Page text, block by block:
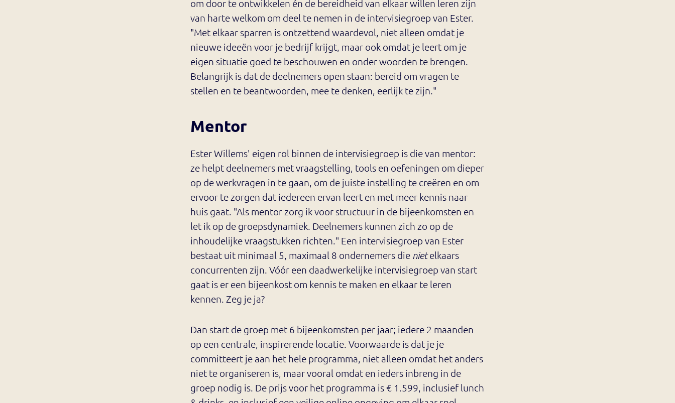
om door te ontwikkelen én de bereidheid van elkaar willen leren zijn
van harte welkom om deel te nemen in de intervisiegroep van Ester.
"Met elkaar sparren is ontzettend waardevol, niet alleen omdat je
nieuwe ideeën voor je bedrijf krijgt, maar ook omdat je leert om je
eigen situatie goed te beschouwen en onder woorden te brengen.
Belangrijk is dat de deelnemers open staan: bereid om vragen te
stellen en te beantwoorden, mee te denken, eerlijk te zijn."
Mentor
Ester Willems' eigen rol binnen de intervisiegroep is die van mentor:
ze helpt deelnemers met vraagstelling, tools en oefeningen om dieper
op de werkvragen in te gaan, om de juiste instelling te creëren en om
ervoor te zorgen dat iedereen ervan leert en met meer kennis naar
huis gaat. "Als mentor zorg ik voor structuur in de bijeenkomsten en
let ik op de groepsdynamiek. Deelnemers kunnen zich zo op de
inhoudelijke vraagstukken richten." Een intervisiegroep van Ester
bestaat uit minimaal 5, maximaal 8 ondernemers die nietelkaars
concurrenten zijn. Vóór een daadwerkelijke intervisiegroep van start
gaat is er een bijeenkost om kennis te maken en elkaar te leren
kennen. Zeg je ja?
Dan start de groep met 6 bijeenkomsten per jaar; iedere 2 maanden
op een centrale, inspirerende locatie. Voorwaarde is dat je je
committeert je aan het hele programma, niet alleen omdat het anders
niet te organiseren is, maar vooral omdat en ieders inbreng in de
groep nodig is. De prijs voor het programma is € 1.599, inclusief lunch